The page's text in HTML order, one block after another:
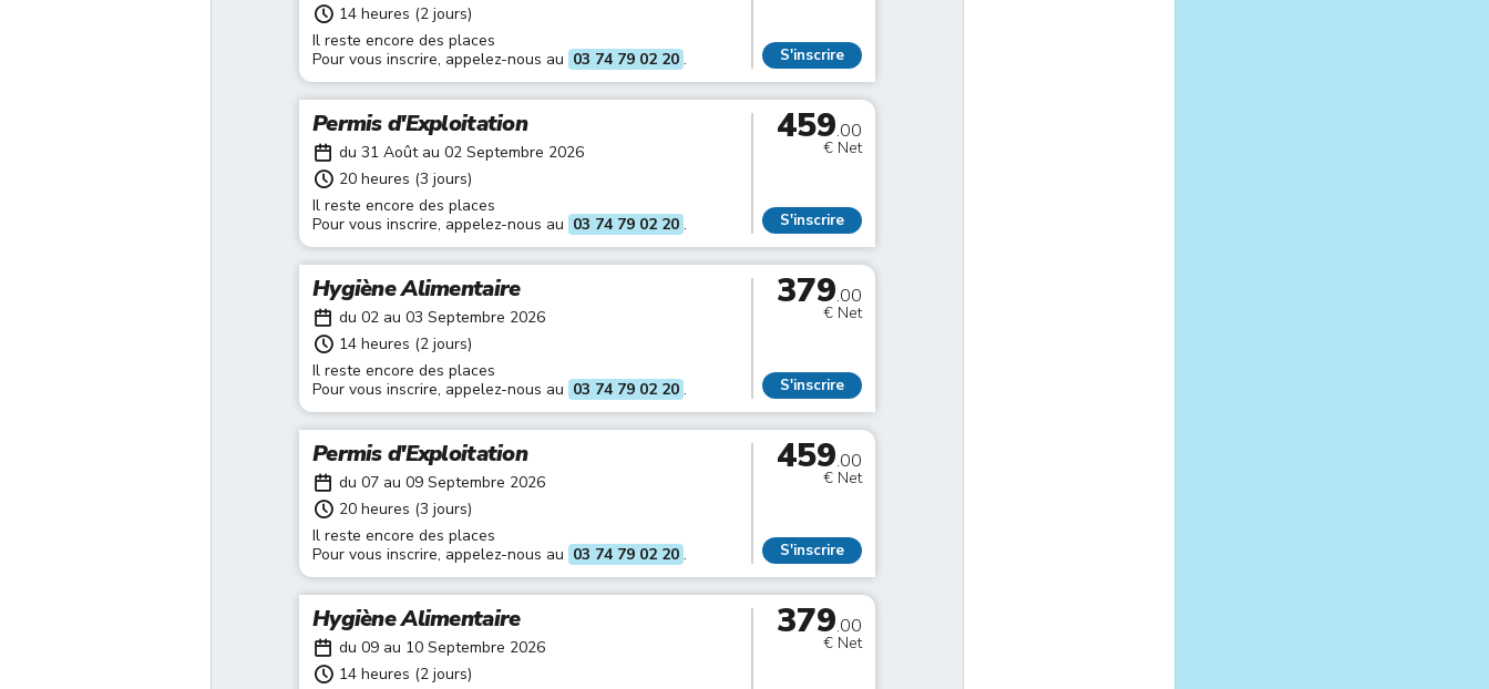
14 heures (2 jours)
Il reste encore des places
Pour vous inscrire, appelez-nous au 03 74 79 02 20 . S'inscrire
Permis d'Exploitation
du 31 Août au 02 Septembre 2026
20 heures (3 jours)
Il reste encore des places
Pour vous inscrire, appelez-nous au 03 74 79 02 20 .
459.00
€ Net
S'inscrire
Hygiène Alimentaire
du 02 au 03 Septembre 2026
14 heures (2 jours)
Il reste encore des places
Pour vous inscrire, appelez-nous au 03 74 79 02 20 .
379.00
€ Net
S'inscrire
Permis d'Exploitation
du 07 au 09 Septembre 2026
20 heures (3 jours)
Il reste encore des places
Pour vous inscrire, appelez-nous au 03 74 79 02 20 .
459.00
€ Net
S'inscrire
Hygiène Alimentaire
du 09 au 10 Septembre 2026
14 heures (2 jours)
379.00
€ Net